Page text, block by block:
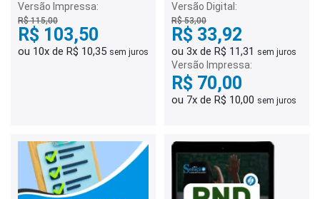
Versão Impressa:
R$ 115,00
R$ 103,50
ou 10x de R$ 10,35 sem juros
Versão Digital:
R$ 53,00
R$ 33,92
ou 3x de R$ 11,31 sem juros
Versão Impressa:
R$ 70,00
ou 7x de R$ 10,00 sem juros